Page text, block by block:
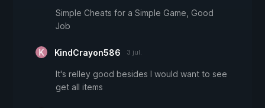
Simple Cheats for a Simple Game, Good
Job
KindCrayon586 3 jul.
It's relley good besides I would want to see
get all items